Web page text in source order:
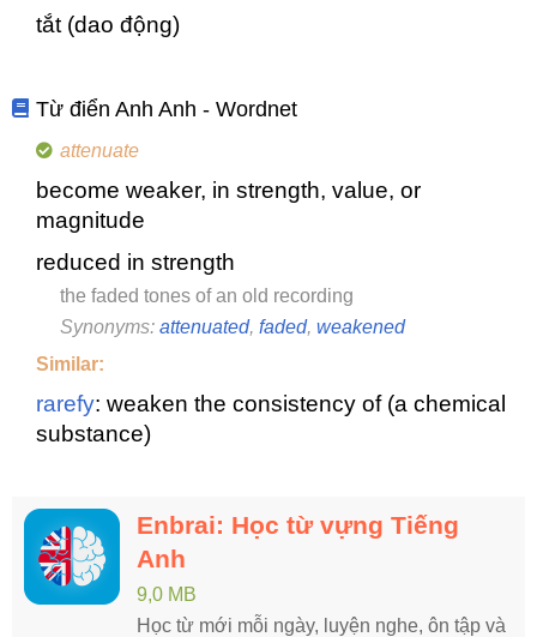
tắt (dao động)
Từ điển Anh Anh - Wordnet
attenuate
become weaker, in strength, value, or
magnitude
reduced in strength
the faded tones of an old recording
Synonyms: attenuated, faded, weakened
Similar:
rarefy: weaken the consistency of (a chemical
substance)
Enbrai: Học từ vựng Tiếng
Anh
9,0 MB
Học từ mới mỗi ngày, luyện nghe, ôn tập và